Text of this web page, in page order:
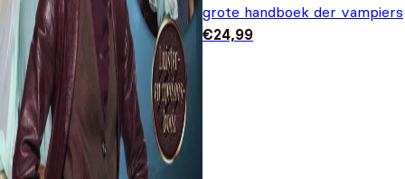
grote handboek der vampiers
€24,99